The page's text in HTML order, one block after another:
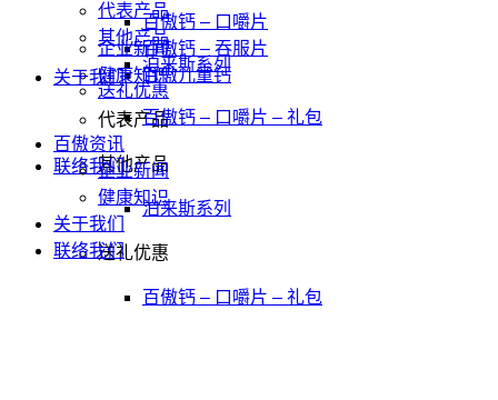
百傲钙 – 口嚼片
百傲钙 – 吞服片
百傲儿童钙
代表产品
其他产品
泊来斯系列
送礼优惠
百傲钙 – 口嚼片 – 礼包
企业新闻
健康知识
关于我们
联络我们
代表产品
其他产品
泊来斯系列
送礼优惠
百傲钙 – 口嚼片 – 礼包
百傲资讯
企业新闻
健康知识
关于我们
联络我们